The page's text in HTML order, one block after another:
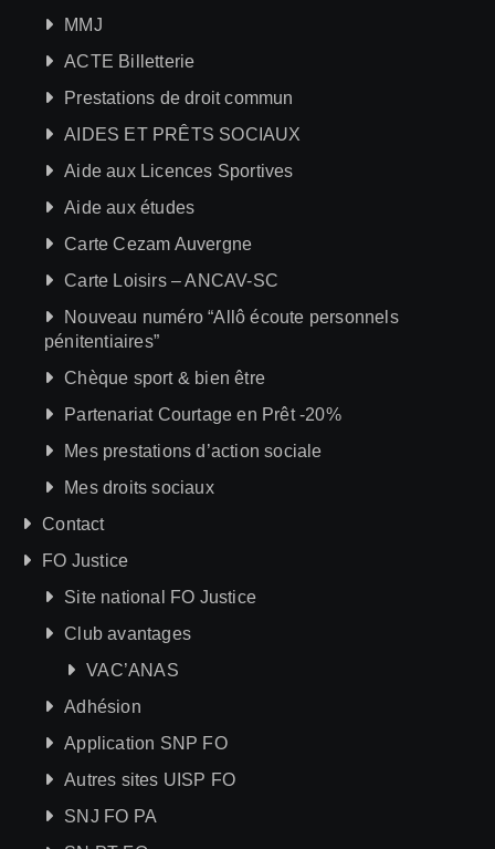
MMJ
ACTE Billetterie
Prestations de droit commun
AIDES ET PRÊTS SOCIAUX
Aide aux Licences Sportives
Aide aux études
Carte Cezam Auvergne
Carte Loisirs – ANCAV-SC
Nouveau numéro “Allô écoute personnels
pénitentiaires”
Chèque sport & bien être
Partenariat Courtage en Prêt -20%
Mes prestations d’action sociale
Mes droits sociaux
Contact
FO Justice
Site national FO Justice
Club avantages
VAC’ANAS
Adhésion
Application SNP FO
Autres sites UISP FO
SNJ FO PA